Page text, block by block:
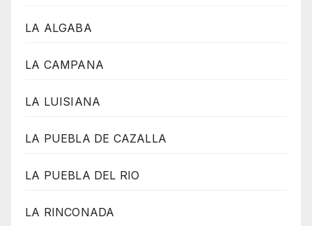
LA ALGABA
LA CAMPANA
LA LUISIANA
LA PUEBLA DE CAZALLA
LA PUEBLA DEL RIO
LA RINCONADA